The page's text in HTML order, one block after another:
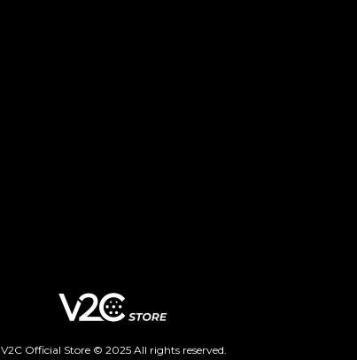
V2C Official Store © 2025All rights reserved.